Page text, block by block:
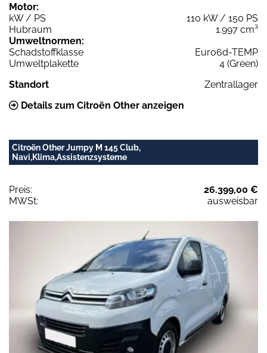
Motor:
kW / PS
110 kW / 150 PS
Hubraum
1.997 cm³
Umweltnormen:
Schadstoffklasse
Euro6d-TEMP
Umweltplakette
4 (Green)
Standort
Zentrallager
Details zum Citroën Other anzeigen
Citroën Other Jumpy M 145 Club,
Navi,Klima,Assistenzsysteme
Preis:
26.399,00 €
MWSt:
ausweisbar